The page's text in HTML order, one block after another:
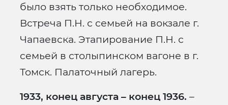
было взять только необходимое.
Встреча П.Н. с семьей на вокзале г.
Чапаевска. Этапирование П.Н. с
семьей в столыпинском вагоне в г.
Томск. Палаточный лагерь.
1933, конец августа – конец 1936. –